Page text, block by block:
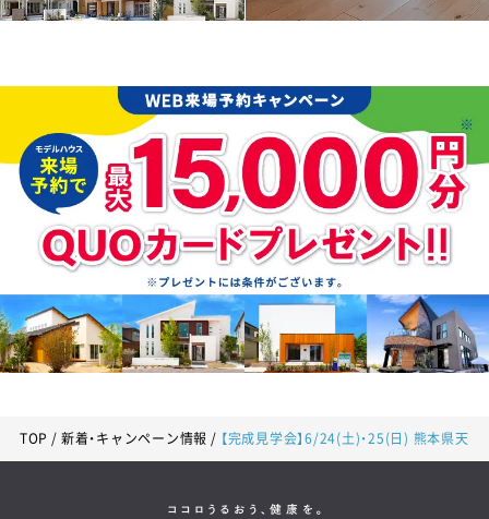
TOP 新着・キャンペーン情報 【完成見学会】6/24(土)・25(日) 熊本県天草